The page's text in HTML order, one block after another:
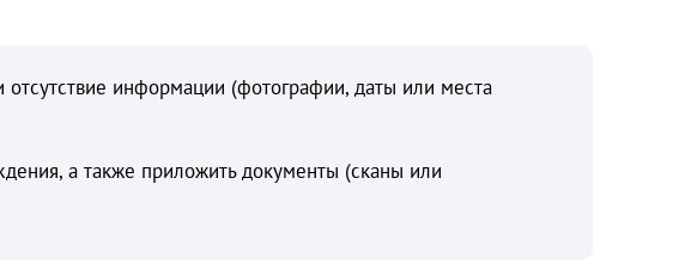
информации (фотографии, даты или места
а также приложить документы (сканы или